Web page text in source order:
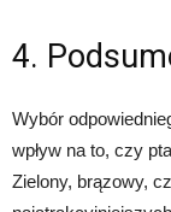
4.
Wybór
wpływ na to, czy
Zielony, brązowy,